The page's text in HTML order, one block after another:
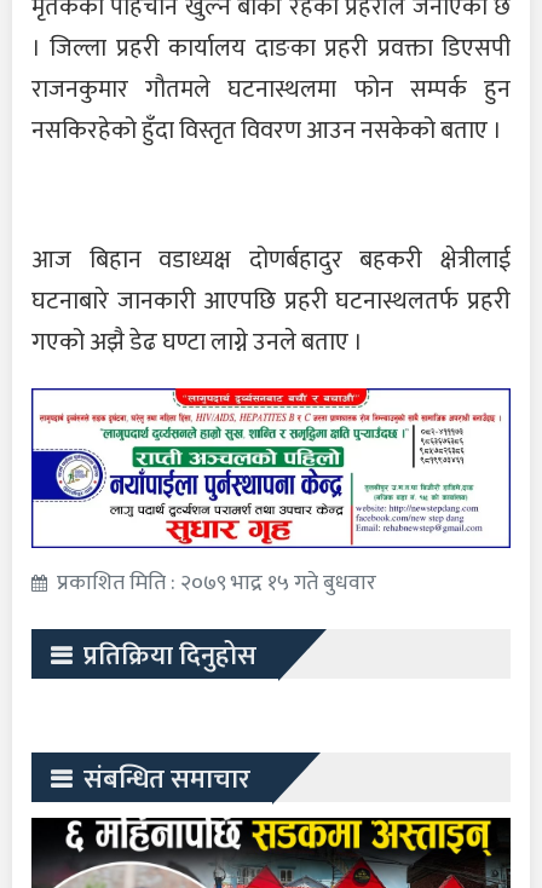
। जिल्ला प्रहरी कार्यालय दाङका प्रहरी प्रवक्ता डिएसपी
राजनकुमार गौतमले घटनास्थलमा फोन सम्पर्क हुन
नसकिरहेको हुँदा विस्तृत विवरण आउन नसकेको बताए ।
आज बिहान वडाध्यक्ष दोणर्बहादुर बहकरी क्षेत्रीलाई
घटनाबारे जानकारी आएपछि प्रहरी घटनास्थलतर्फ प्रहरी
गएको अझै डेढ घण्टा लाग्ने उनले बताए ।
प्रकाशित मिति : २०७९ भाद्र १५ गते बुधवार
प्रतिक्रिया दिनुहोस
संबन्धित समाचार